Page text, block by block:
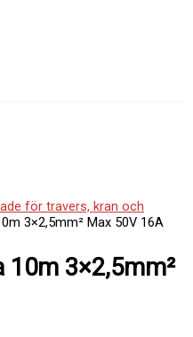
för travers, kran och
3×2,5mm² Max 50V 16A
10m 3×2,5mm²